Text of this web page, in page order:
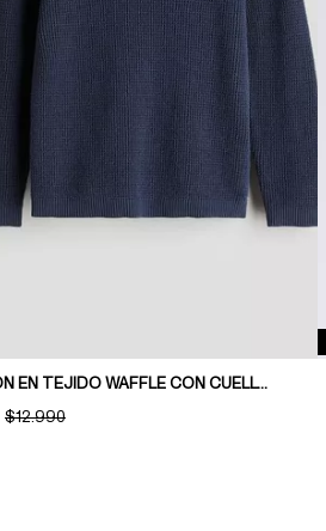
POLERÓN EN TEJIDO WAFFLE CON CUELLO HENLEY
ORIGINAL PRICE:
$12.990